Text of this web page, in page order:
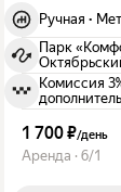
Ручная ·
Парк
Комиссия
1 700 ₽/день
Аренда · 6/1